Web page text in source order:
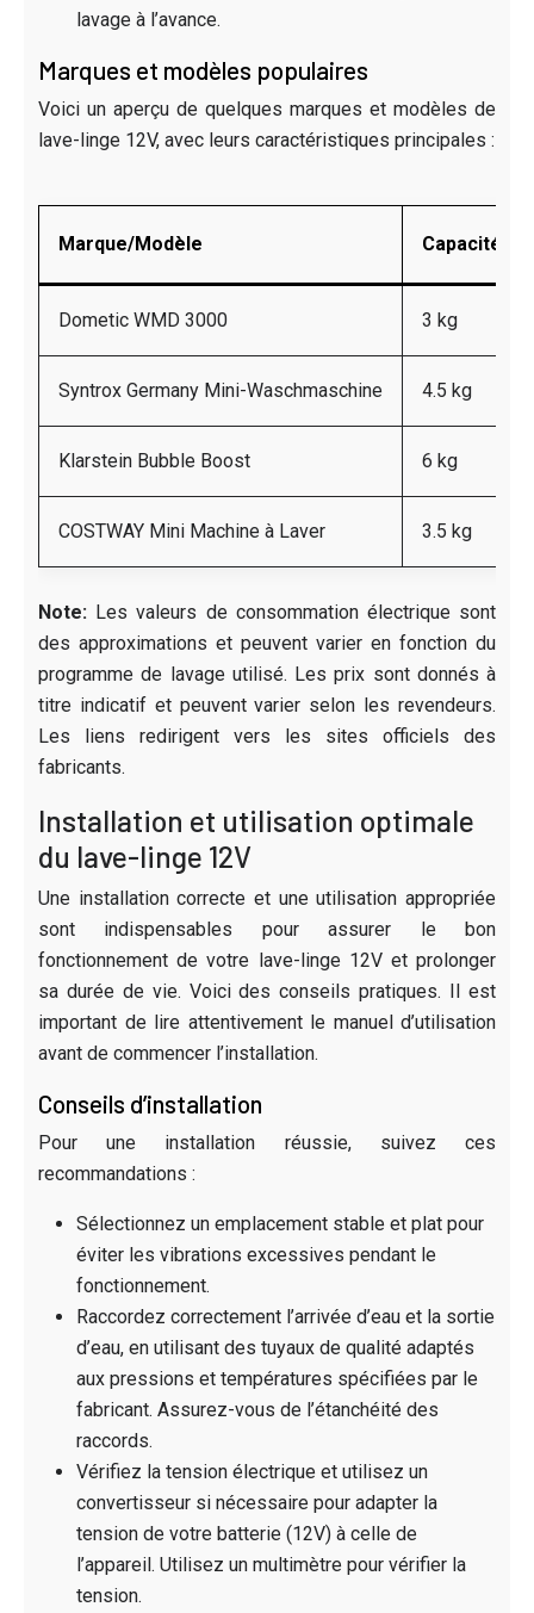
lavage à l’avance.
Marques et modèles populaires
Voici un aperçu de quelques marques et modèles de
lave-linge 12V, avec leurs caractéristiques principales :
Marque/Modèle Capacité
Dometic WMD 3000 3 kg
Syntrox Germany Mini-Waschmaschine 4.5 kg
Klarstein Bubble Boost 6 kg
COSTWAY Mini Machine à Laver 3.5 kg
Note: Les valeurs de consommation électrique sont
des approximations et peuvent varier en fonction du
programme de lavage utilisé. Les prix sont donnés à
titre indicatif et peuvent varier selon les revendeurs.
Les liens redirigent vers les sites officiels des
fabricants.
Installation et utilisation optimale
du lave-linge 12V
Une installation correcte et une utilisation appropriée
sont indispensables pour assurer le bon
fonctionnement de votre lave-linge 12V et prolonger
sa durée de vie. Voici des conseils pratiques. Il est
important de lire attentivement le manuel d’utilisation
avant de commencer l’installation.
Conseils d’installation
Pour une installation réussie, suivez ces
recommandations :
Sélectionnez un emplacement stable et plat pour
éviter les vibrations excessives pendant le
fonctionnement.
Raccordez correctement l’arrivée d’eau et la sortie
d’eau, en utilisant des tuyaux de qualité adaptés
aux pressions et températures spécifiées par le
fabricant. Assurez-vous de l’étanchéité des
raccords.
Vérifiez la tension électrique et utilisez un
convertisseur si nécessaire pour adapter la
tension de votre batterie (12V) à celle de
l’appareil. Utilisez un multimètre pour vérifier la
tension.